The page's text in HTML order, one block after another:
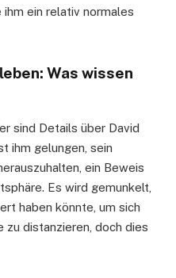
ihm ein relativ normales
Was wissen
sind Details über David
ihm gelungen, sein
ein Beweis
Es wird gemunkelt,
haben könnte, um sich
zu distanzieren, doch dies